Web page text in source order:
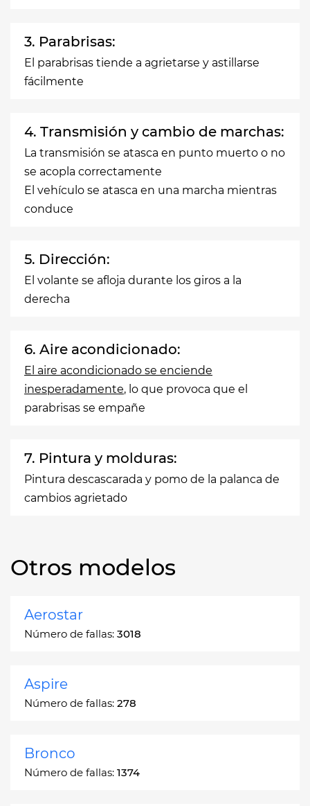
3. Parabrisas:
El parabrisas tiende a agrietarse y astillarse
fácilmente
4. Transmisión y cambio de marchas:
La transmisión se atasca en punto muerto o no
se acopla correctamente
El vehículo se atasca en una marcha mientras
conduce
5. Dirección:
El volante se afloja durante los giros a la
derecha
6. Aire acondicionado:
El aire acondicionado se enciende
inesperadamente, lo que provoca que el
parabrisas se empañe
7. Pintura y molduras:
Pintura descascarada y pomo de la palanca de
cambios agrietado
Otros modelos
Aerostar
Número de fallas: 3018
Aspire
Número de fallas: 278
Bronco
Número de fallas: 1374